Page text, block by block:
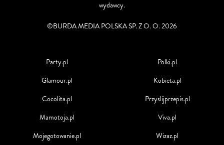
wydawcy.
©BURDA MEDIA POLSKA SP. Z O. O. 2026
Party.pl
Glamour.pl
Cocolita.pl
Mamotoja.pl
Mojegotowanie.pl
Polki.pl
Kobieta.pl
Przyslijprzepis.pl
Viva.pl
Wizaz.pl